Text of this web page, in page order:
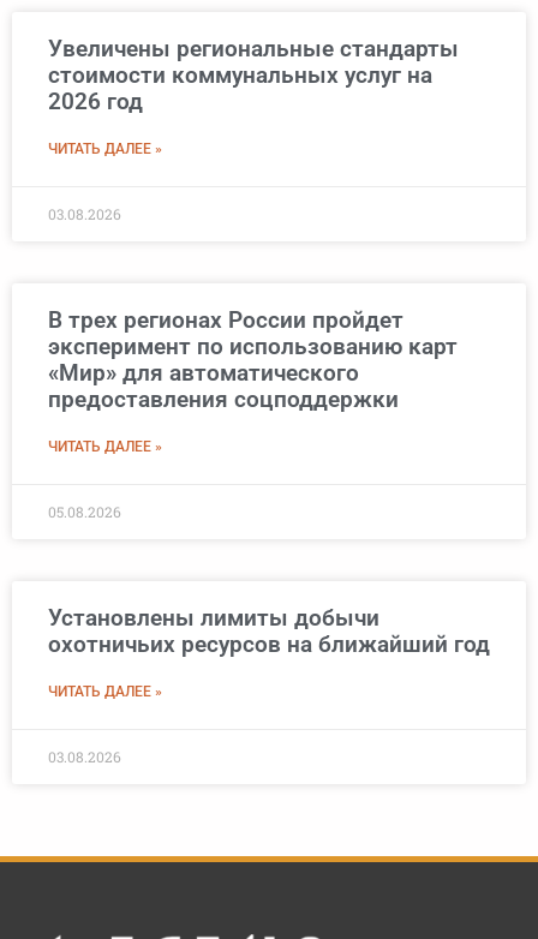
Увеличены региональные стандарты
стоимости коммунальных услуг на
2026 год
ЧИТАТЬ ДАЛЕЕ »
03.08.2026
В трех регионах России пройдет
эксперимент по использованию карт
«Мир» для автоматического
предоставления соцподдержки
ЧИТАТЬ ДАЛЕЕ »
05.08.2026
Установлены лимиты добычи
охотничьих ресурсов на ближайший год
ЧИТАТЬ ДАЛЕЕ »
03.08.2026